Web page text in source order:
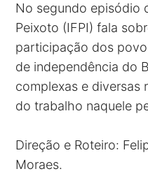
No segundo episódio
Peixoto (IFPI) fala
participação dos
de independência do
complexas e diversas
do trabalho naquele
Direção e Roteiro:
Moraes.